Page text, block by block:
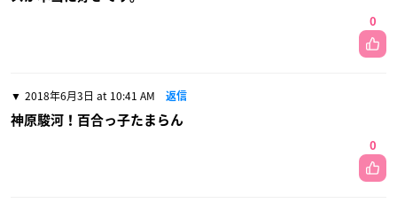
0
2018年6月3日 at 10:41 AM 返信
神原駿河！百合っ子たまらん
0